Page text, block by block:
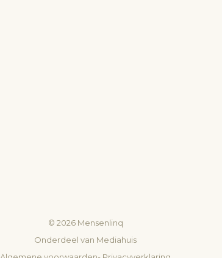
© 2026Mensenlinq
Onderdeel van Mediahuis